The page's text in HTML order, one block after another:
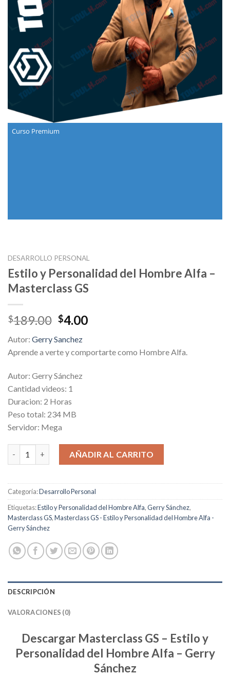
Curso Premium
DESARROLLO PERSONAL
Estilo y Personalidad del Hombre Alfa –
Masterclass GS
$189.00 Original
was:
$189.00.
$4.00Current
$4.00.
Autor: Gerry Sanchez
Aprende a verte y comportarte como Hombre Alfa.
Autor: Gerry Sánchez
Cantidad videos: 1
Duracion: 2 Horas
Peso total: 234 MB
Servidor: Mega
Estilo y Personalidad del Hombre Alfa - Masterclass GS
AÑADIR AL CARRITO
Categoría:Desarrollo Personal
Etiquetas:Estilo y Personalidad del Hombre Alfa,Gerry Sánchez,
Masterclass GS,Masterclass GS - Estilo y Personalidad del Hombre Alfa -
Gerry Sánchez
DESCRIPCIÓN
VALORACIONES (0)
Descargar Masterclass GS – Estilo y
Personalidad del Hombre Alfa – Gerry
Sánchez